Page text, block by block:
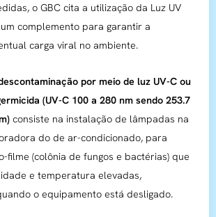
o GBC cita a utilização da Luz UV
complemento para garantir a
carga viral no ambiente.
por meio de luz UV-C ou
(UV-C 100 a 280 nm sendo 253.7
consiste na instalação de lâmpadas na
do de ar-condicionado, para
filme (colônia de fungos e bactérias) que
e temperatura elevadas,
o equipamento está desligado.